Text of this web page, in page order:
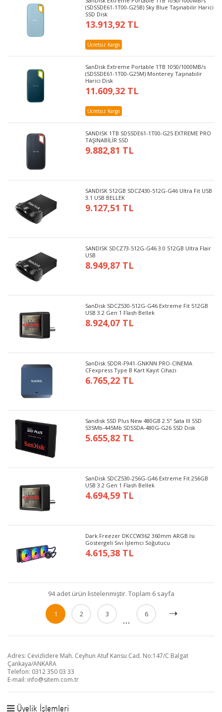
(SDSSDE61-1T00-G25B) Sky Blue Taşınabilir Harici
SSD Disk
13.913,92 TL
Ücretsiz Kargo
SanDisk Extreme Portable 1TB 1050/1000MB/s
(SDSSDE61-1T00-G25M) Monterey Taşınabilir
Harici Disk
11.609,32 TL
Ücretsiz Kargo
SANDISK 1TB SDSSDE61-1T00-G25 EXTREME PRO
TAŞINABİLİR SSD
9.882,81 TL
SANDISK 512GB SDCZ430-512G-G46 Ultra Fit USB
3.1 USB BELLEK
9.127,51 TL
SANDISK SDCZ73-512G-G46 3.0 512GB Ultra Flair
USB
8.949,87 TL
SanDisk SDCZ530-512G-G46 Extreme Fit 512GB
USB 3.2 Gen 1 Flash Bellek
8.924,07 TL
SanDisk SDDR-F941-GNKNN PRO-CINEMA
CFexpress Type B Kart Kayıt Cihazı
6.765,22 TL
Sandisk SSD Plus New 480GB 2.5" Sata III SSD
535Mb-445Mb SDSSDA-480G-G26 SSD Disk
5.655,82 TL
SanDisk SDCZ530-256G-G46 Extreme Fit 256GB
USB 3.2 Gen 1 Flash Bellek
4.694,59 TL
Dark Freezer DKCCW362 360mm ARGB Isı
Göstergeli Sıvı İşlemci Soğutucu
4.615,38 TL
94 adet ürün listelenmiştir. Toplam 6 sayfa
1 2 3 ... 6
Adres: Cevizlidere Mah. Ceyhun Atuf Kansu Cad. No:147/C Balgat
Çankaya/ANKARA
Telefon: 0312 350 03 33
E-mail: info@sitem.com.tr
Üyelik İşlemleri